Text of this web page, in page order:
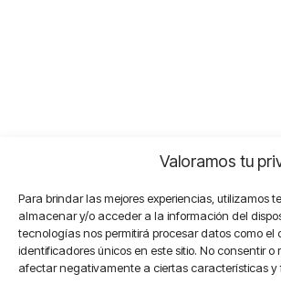
Valoramos tu
Para brindar las mejores experiencias, utilizamos
almacenar y/o acceder a la información del
tecnologías nos permitirá procesar datos como
identificadores únicos en este sitio. No consentir
afectar negativamente a ciertas características y